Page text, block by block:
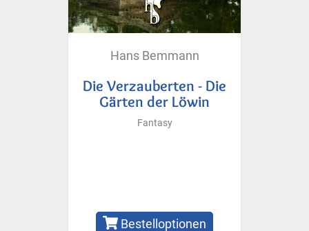
Hans Bemmann
Die Verzauberten - Die
Gärten der Löwin
Fantasy
Bestelloptionen